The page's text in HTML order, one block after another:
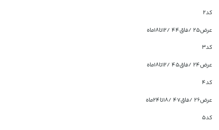
کد2
عرض۲۵ /فاق۴۴ /۱۲تا۱۸ماه
کد3
عرض۲۴ /فاق۴۵ /۱۲تا۱۸ماه
کد4
عرض۲۶ /فاق۴۷ /۱۸تا۲۴ماه
کد5